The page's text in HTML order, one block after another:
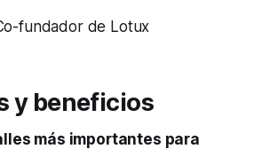
fundador de Lotux
y beneficios
más importantes para